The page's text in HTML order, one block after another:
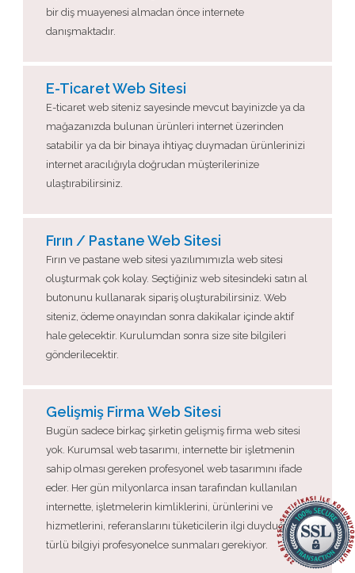
bir diş muayenesi almadan önce internete
danışmaktadır.
E-Ticaret Web Sitesi
E-ticaret web siteniz sayesinde mevcut bayinizde ya da
mağazanızda bulunan ürünleri internet üzerinden
satabilir ya da bir binaya ihtiyaç duymadan ürünlerinizi
internet aracılığıyla doğrudan müşterilerinize
ulaştırabilirsiniz.
Fırın / Pastane Web Sitesi
Fırın ve pastane web sitesi yazılımımızla web sitesi
oluşturmak çok kolay. Seçtiğiniz web sitesindeki satın al
butonunu kullanarak sipariş oluşturabilirsiniz. Web
siteniz, ödeme onayından sonra dakikalar içinde aktif
hale gelecektir. Kurulumdan sonra size site bilgileri
gönderilecektir.
Gelişmiş Firma Web Sitesi
Bugün sadece birkaç şirketin gelişmiş firma web sitesi
yok. Kurumsal web tasarımı, internette bir işletmenin
sahip olması gereken profesyonel web tasarımını ifade
eder. Her gün milyonlarca insan tarafından kullanılan
internette, işletmelerin kimliklerini, ürünlerini ve
hizmetlerini, referanslarını tüketicilerin ilgi duyduğu her
türlü bilgiyi profesyonelce sunmaları gerekiyor.